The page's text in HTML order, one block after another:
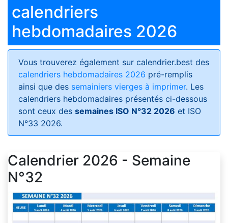
calendriers
hebdomadaires 2026
Vous trouverez également sur calendrier.best des
calendriers hebdomadaires 2026 pré-remplis
ainsi que des semainiers vierges à imprimer. Les
calendriers hebdomadaires présentés ci-dessous
sont ceux des semaines ISO N°32 2026 et ISO
N°33 2026.
Calendrier 2026 - Semaine
N°32